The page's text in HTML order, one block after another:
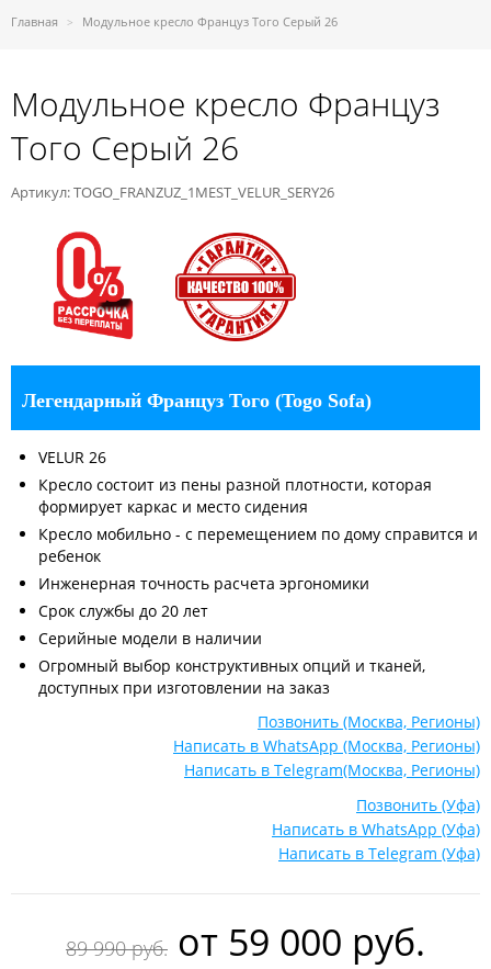
Главная Модульное кресло Француз Того Серый 26
Модульное кресло Француз
Того Серый 26
Артикул: TOGO_FRANZUZ_1MEST_VELUR_SERY26
Легендарный Француз Того (Togo Sofa)
VELUR 26
Кресло состоит из пены разной плотности, которая
формирует каркас и место сидения
Кресло мобильно - с перемещением по дому справится и
ребенок
Инженерная точность расчета эргономики
Срок службы до 20 лет
Серийные модели в наличии
Огромный выбор конструктивных опций и тканей,
доступных при изготовлении на заказ
Позвонить (Москва, Регионы)
Написать в WhatsApp (Москва, Регионы)
Написать в Telegram(Москва, Регионы)
Позвонить (Уфа)
Написать в WhatsApp (Уфа)
Написать в Telegram (Уфа)
89 990 руб. oт 59 000 руб.